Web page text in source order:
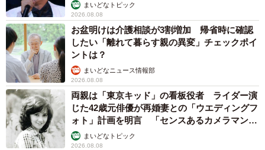
まいどなトピック
2026.08.08
お盆明けは介護相談が3割増加 帰省時に確認
したい「離れて暮らす親の異変」チェックポイ
ントは？
まいどなニュース情報部
2026.08.08
両親は「東京キッド」の看板役者 ライダー演
じた42歳元俳優が再婚妻との「ウエディングフ
ォト」計画を明言 「センスあるカメラマン求
む」まいどなトピック
2026.08.08